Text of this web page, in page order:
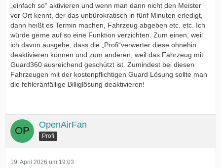
„einfach so“ aktivieren und wenn man dann nicht den Meister
vor Ort kennt, der das unbürokratisch in fünf Minuten erledigt,
dann heißt es Termin machen, Fahrzeug abgeben etc. etc. Ich
würde gerne auf so eine Funktion verzichten. Zum einen, weil
ich davon ausgehe, dass die „Profi“verwerter diese ohnehin
deaktivieren können und zum anderen, weil das Fahrzeug mit
Guard360 ausreichend geschützt ist. Zumindest bei diesen
Fahrzeugen mit der kostenpflichtigen Guard Lösung sollte man
die fehleranfällige Billiglösung deaktivieren!
OpenAirFan
Profi
19. April 2026 um 19:03